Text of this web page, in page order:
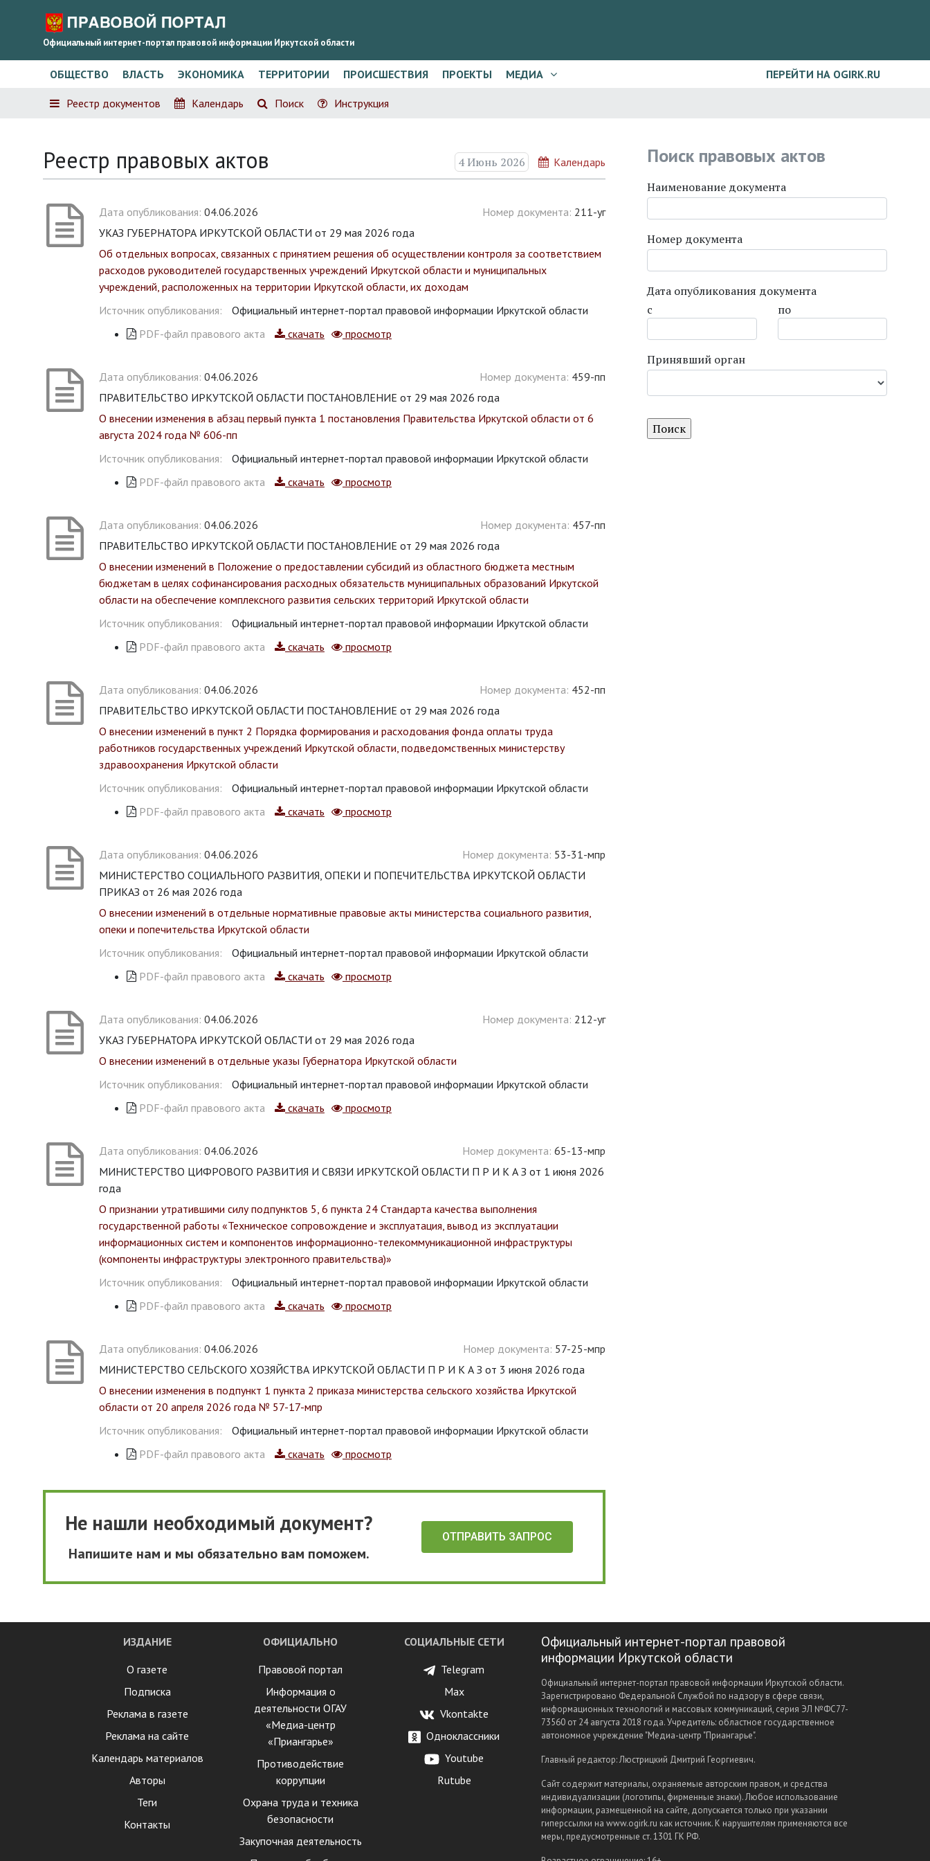
Официальный интернет-портал правовой информации Иркутской области
ОБЩЕСТВО ВЛАСТЬ ЭКОНОМИКА ТЕРРИТОРИИ ПРОИСШЕСТВИЯ ПРОЕКТЫ МЕДИА ПЕРЕЙТИ НА OGIRK.RU
Реестр документов Календарь Поиск Инструкция
Реестр правовых актов 4 Июнь 2026 Календарь
Дата опубликования: 04.06.2026 Номер документа: 211-уг
УКАЗ ГУБЕРНАТОРА ИРКУТСКОЙ ОБЛАСТИ от 29 мая 2026 года
Об отдельных вопросах, связанных с принятием решения об осуществлении контроля за соответствием
расходов руководителей государственных учреждений Иркутской области и муниципальных
учреждений, расположенных на территории Иркутской области, их доходам
Источник опубликования:
Официальный интернет-портал правовой информации Иркутской области
PDF-файл правового акта
скачать просмотр
Дата опубликования: 04.06.2026 Номер документа: 459-пп
ПРАВИТЕЛЬСТВО ИРКУТСКОЙ ОБЛАСТИ ПОСТАНОВЛЕНИЕ от 29 мая 2026 года
О внесении изменения в абзац первый пункта 1 постановления Правительства Иркутской области от 6
августа 2024 года № 606-пп
Источник опубликования:
Официальный интернет-портал правовой информации Иркутской области
PDF-файл правового акта
скачать просмотр
Дата опубликования: 04.06.2026 Номер документа: 457-пп
ПРАВИТЕЛЬСТВО ИРКУТСКОЙ ОБЛАСТИ ПОСТАНОВЛЕНИЕ от 29 мая 2026 года
О внесении изменений в Положение о предоставлении субсидий из областного бюджета местным
бюджетам в целях софинансирования расходных обязательств муниципальных образований Иркутской
области на обеспечение комплексного развития сельских территорий Иркутской области
Источник опубликования:
Официальный интернет-портал правовой информации Иркутской области
PDF-файл правового акта
скачать просмотр
Дата опубликования: 04.06.2026 Номер документа: 452-пп
ПРАВИТЕЛЬСТВО ИРКУТСКОЙ ОБЛАСТИ ПОСТАНОВЛЕНИЕ от 29 мая 2026 года
О внесении изменений в пункт 2 Порядка формирования и расходования фонда оплаты труда
работников государственных учреждений Иркутской области, подведомственных министерству
здравоохранения Иркутской области
Источник опубликования:
Официальный интернет-портал правовой информации Иркутской области
PDF-файл правового акта
скачать просмотр
Дата опубликования: 04.06.2026 Номер документа: 53-31-мпр
МИНИСТЕРСТВО СОЦИАЛЬНОГО РАЗВИТИЯ, ОПЕКИ И ПОПЕЧИТЕЛЬСТВА ИРКУТСКОЙ ОБЛАСТИ
ПРИКАЗ от 26 мая 2026 года
О внесении изменений в отдельные нормативные правовые акты министерства социального развития,
опеки и попечительства Иркутской области
Источник опубликования:
Официальный интернет-портал правовой информации Иркутской области
PDF-файл правового акта
скачать просмотр
Дата опубликования: 04.06.2026 Номер документа: 212-уг
УКАЗ ГУБЕРНАТОРА ИРКУТСКОЙ ОБЛАСТИ от 29 мая 2026 года
О внесении изменений в отдельные указы Губернатора Иркутской области
Источник опубликования:
Официальный интернет-портал правовой информации Иркутской области
PDF-файл правового акта
скачать просмотр
Дата опубликования: 04.06.2026 Номер документа:65-13-мпр
МИНИСТЕРСТВО ЦИФРОВОГО РАЗВИТИЯ И СВЯЗИ ИРКУТСКОЙ ОБЛАСТИ П Р И К А З от 1 июня 2026
года
О признании утратившими силу подпунктов 5, 6 пункта 24 Стандарта качества выполнения
государственной работы «Техническое сопровождение и эксплуатация, вывод из эксплуатации
информационных систем и компонентов информационно-телекоммуникационной инфраструктуры
(компоненты инфраструктуры электронного правительства)»
Источник опубликования:
Официальный интернет-портал правовой информации Иркутской области
PDF-файл правового акта
скачать просмотр
Дата опубликования: 04.06.2026 Номер документа: 57-25-мпр
МИНИСТЕРСТВО СЕЛЬСКОГО ХОЗЯЙСТВА ИРКУТСКОЙ ОБЛАСТИ П Р И К А З от 3 июня 2026 года
О внесении изменения в подпункт 1 пункта 2 приказа министерства сельского хозяйства Иркутской
области от 20 апреля 2026 года № 57-17-мпр
Источник опубликования:
Официальный интернет-портал правовой информации Иркутской области
PDF-файл правового акта
скачать просмотр
Не нашли необходимый документ?
Напишите нам и мы обязательно вам поможем.
ОТПРАВИТЬ ЗАПРОС
Поиск правовых актов
Наименование документа
Номер документа
Дата опубликования документа
с
по
Принявший орган
ИЗДАНИЕ
О газете
Подписка
Реклама в газете
Реклама на сайте
Календарь материалов
Авторы
Теги
Контакты
ОФИЦИАЛЬНО
Правовой портал
Информация о
деятельности ОГАУ
«Медиа-центр
«Приангарье»
Противодействие
коррупции
Охрана труда и техника
безопасности
Закупочная деятельность
СОЦИАЛЬНЫЕ СЕТИ
Telegram
Max
Vkontakte
Одноклассники
Youtube
Rutube
Официальный интернет-портал правовой
информации Иркутской области
Официальный интернет-портал правовой информации Иркутской области.
Зарегистрировано Федеральной Службой по надзору в сфере связи,
информационных технологий и массовых коммуникаций, серия ЭЛ №ФС77-
73560 от 24 августа 2018 года. Учредитель: областное государственное
автономное учреждение "Медиа-центр "Приангарье".
Главный редактор: Люстрицкий Дмитрий Георгиевич.
Сайт содержит материалы, охраняемые авторским правом, и средства
индивидуализации (логотипы, фирменные знаки). Любое использование
информации, размещенной на сайте, допускается только при указании
гиперссылки на www.ogirk.ru как источник. К нарушителям применяются все
меры, предусмотренные ст. 1301 ГК РФ.